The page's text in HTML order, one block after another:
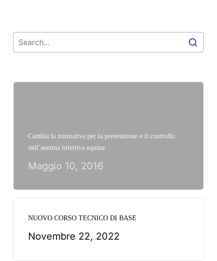
Cambia la normativa per la prevenzione e il controllo
dell’anemia infettiva equina
Maggio 10, 2016
NUOVO CORSO TECNICO DI BASE
Novembre 22, 2022